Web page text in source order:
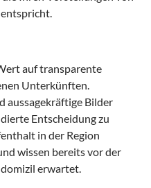
auf transparente
Unterkünften.
aussagekräftige Bilder
Entscheidung zu
in der Region
wissen bereits vor der
erwartet.